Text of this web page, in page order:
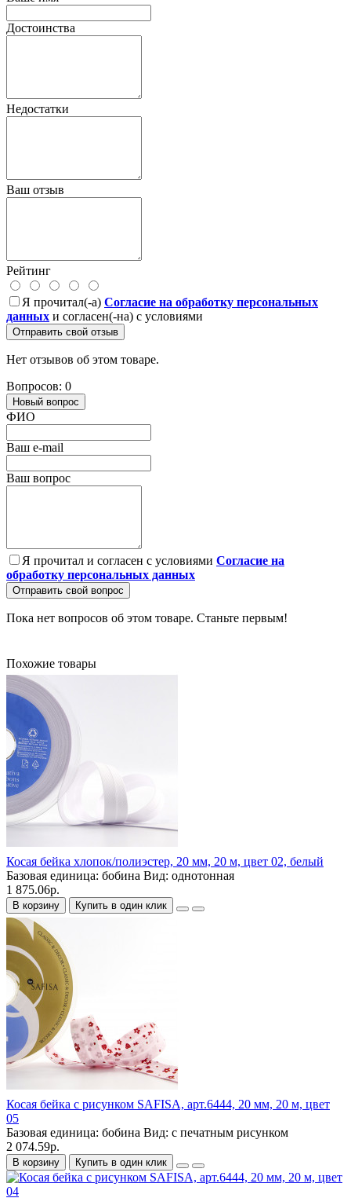
Достоинства
Недостатки
Ваш отзыв
Рейтинг
Я прочитал(-а) Согласие на обработку персональных
данных и согласен(-на) с условиями
Отправить свой отзыв
Нет отзывов об этом товаре.
Вопросов: 0
Новый вопрос
ФИО
Ваш e-mail
Ваш вопрос
Я прочитал и согласен с условиями Согласие на
обработку персональных данных
Отправить свой вопрос
Пока нет вопросов об этом товаре. Станьте первым!
Похожие товары
Косая бейка хлопок/полиэстер, 20 мм, 20 м, цвет 02, белый
Базовая единица: бобина Вид: однотонная
1 875.06р.
В корзину Купить в один клик
Косая бейка с рисунком SAFISA, арт.6444, 20 мм, 20 м, цвет
05
Базовая единица: бобина Вид: с печатным рисунком
2 074.59р.
В корзину Купить в один клик